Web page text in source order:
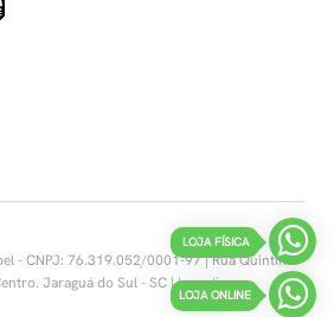
- CNPJ: 76.319.052/0001-97 | Rua Quintino
Jaraguá do Sul - SC |Inovalize
LOJA FÍSICA
LOJA ONLINE